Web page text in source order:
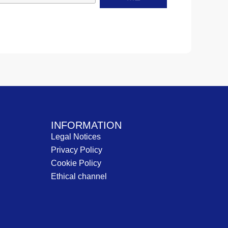
INFORMATION
Legal Notices
Privacy Policy
Cookie Policy
Ethical channel